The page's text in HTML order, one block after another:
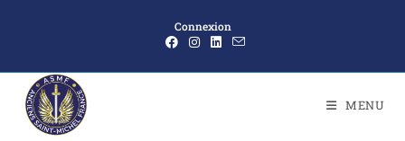
Connexion
MENU